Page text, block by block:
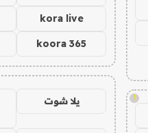
!
kora live
koora 365
يلا شوت